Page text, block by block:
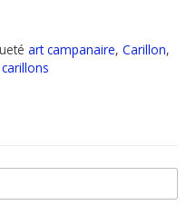
art campanaire, Carillon,